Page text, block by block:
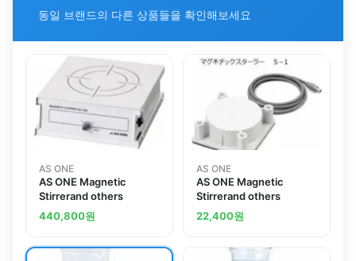
동일 브랜드의 다른 상품들을 확인해보세요
AS ONE
AS ONE Magnetic
Stirrerand others
440,800원
AS ONE
AS ONE Magnetic
Stirrerand others
22,400원